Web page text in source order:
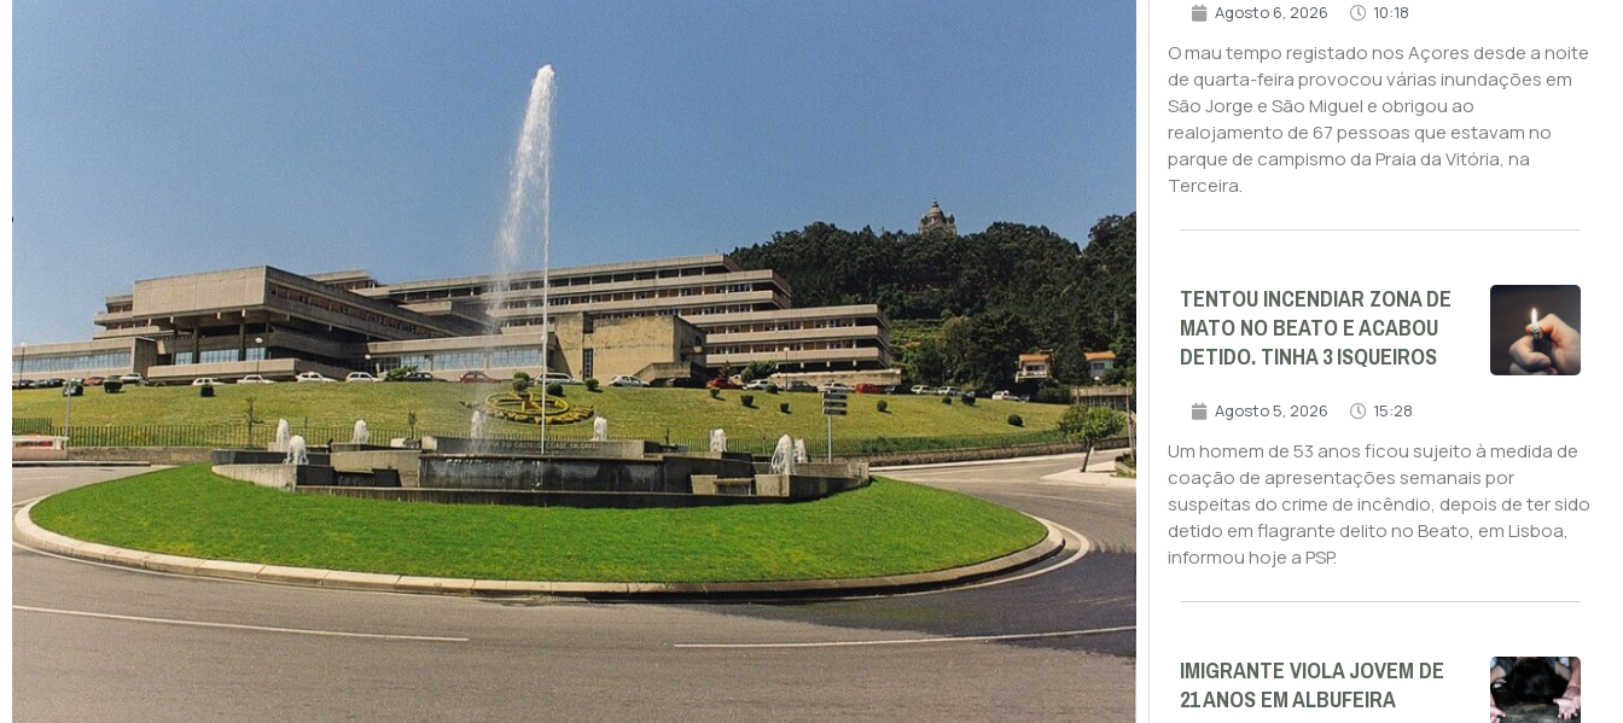
Agosto 6, 2026 10:18
O mau tempo registado nos Açores desde a noite
de quarta-feira provocou várias inundações em
São Jorge e São Miguel e obrigou ao
realojamento de 67 pessoas que estavam no
parque de campismo da Praia da Vitória, na
Terceira.
TENTOU INCENDIAR ZONA DE
MATO NO BEATO E ACABOU
DETIDO. TINHA 3 ISQUEIROS
Agosto 5, 2026 15:28
Um homem de 53 anos ficou sujeito à medida de
coação de apresentações semanais por
suspeitas do crime de incêndio, depois de ter sido
detido em flagrante delito no Beato, em Lisboa,
informou hoje a PSP.
IMIGRANTE VIOLA JOVEM DE
21 ANOS EM ALBUFEIRA